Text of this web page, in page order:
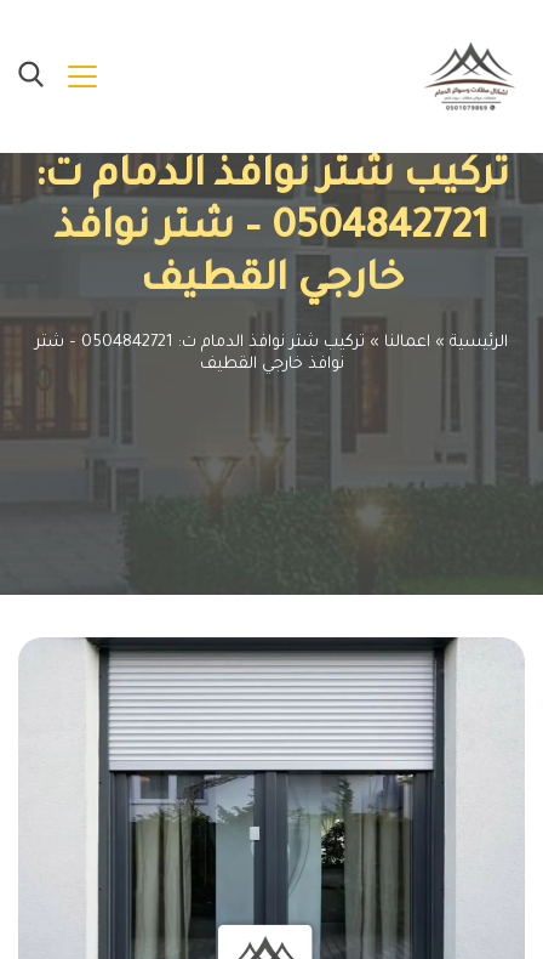
تركيب شتر نوافذ الدمام ت:
0504842721 – شتر نوافذ
خارجي القطيف
الرئيسية » اعمالنا »
تركيب شتر نوافذ الدمام ت: 0504842721 – شتر
نوافذ خارجي القطيف